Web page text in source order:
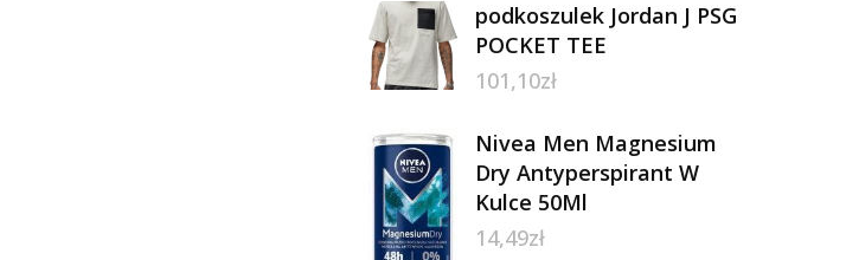
podkoszulek Jordan J PSG
POCKET TEE
101,10zł
Nivea Men Magnesium
Dry Antyperspirant W
Kulce 50Ml
14,49zł